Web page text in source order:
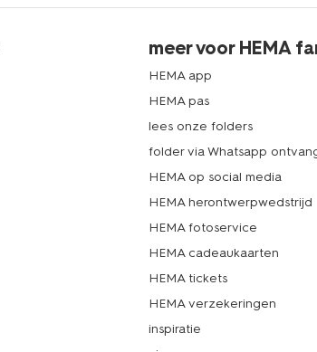
meer voor HEMA
HEMA app
HEMA pas
lees onze folders
folder via Whatsapp
HEMA op social media
HEMA herontwerpwedstrijd
HEMA fotoservice
HEMA cadeaukaarten
HEMA tickets
HEMA verzekeringen
inspiratie